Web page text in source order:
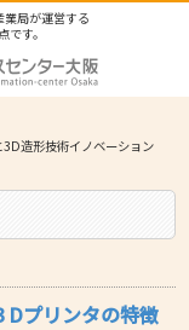
局が運営する
す。
造形技術イノベーション
プリンタの特徴